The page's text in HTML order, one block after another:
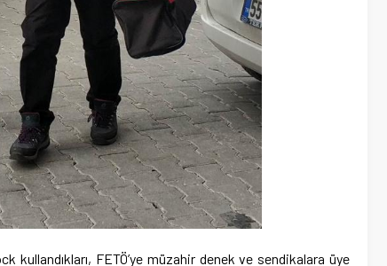
kullandıkları, FETÖ’ye müzahir denek ve sendikalara üye